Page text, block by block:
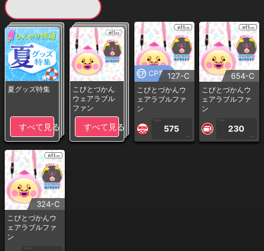
夏グッズ特集
すべて見る
こびとづかん
ウェアラブル
ファン
すべて見る
CP専用127-C
こびとづかんウ
ェアラブルファ
ン
1PLAY
575
CP
654-C
こびとづかんウ
ェアラブルファ
ン
1PLAY
230
CP
324-C
こびとづかんウ
ェアラブルファ
ン
1PLAY